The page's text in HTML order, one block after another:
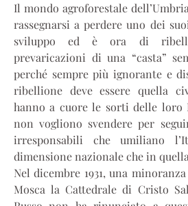
Il mondo agroforestale
rassegnarsi a perdere uno dei
sviluppo ed è ora di
prevaricazioni di una “casta”
perché sempre più ignorante e
ribellione deve essere quella
hanno a cuore le sorti delle
non vogliono svendere per
irresponsabili che umiliano
dimensione nazionale che in
Nel dicembre 1931, una
Mosca la Cattedrale di Cristo